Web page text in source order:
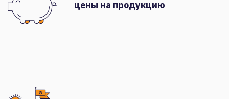
цены на продукцию